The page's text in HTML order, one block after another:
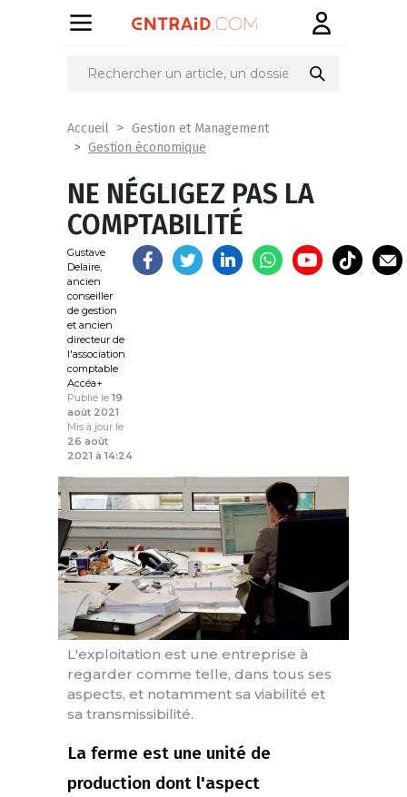
Partager
Accueil
Gestion et Management
Gestion économique
NE NÉGLIGEZ PAS LA
COMPTABILITÉ
Gustave
Delaire,
ancien
conseiller
de gestion
et ancien
directeur de
l'association
comptable
Accéa+
Publié le 19
août 2021
Mis à jour le
26 août
2021 à 14:24
L'exploitation est une entreprise à
regarder comme telle, dans tous ses
aspects, et notamment sa viabilité et
sa transmissibilité.
La ferme est une unité de
production dont l'aspect